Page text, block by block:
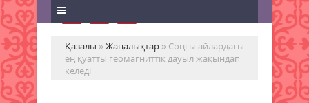
Қазалы »Жаңалықтар » Соңғы айлардағы
ең қуатты геомагниттік дауыл жақындап
келеді